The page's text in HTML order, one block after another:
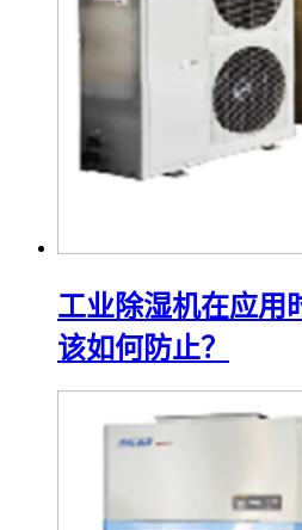
工业除湿机在应用
该如何防止？